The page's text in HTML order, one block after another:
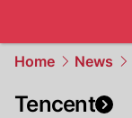
Home News
Tencent